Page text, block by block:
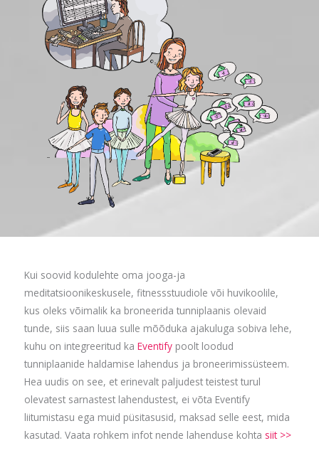
Kui soovid kodulehte oma jooga-ja
meditatsioonikeskusele, fitnessstuudiole või huvikoolile,
kus oleks võimalik ka broneerida tunniplaanis olevaid
tunde, siis saan luua sulle mõõduka ajakuluga sobiva lehe,
kuhu on integreeritud ka Eventifypoolt loodud
tunniplaanide haldamise lahendus ja broneerimissüsteem.
Hea uudis on see, et erinevalt paljudest teistest turul
olevatest sarnastest lahendustest, ei võta Eventify
liitumistasu ega muid püsitasusid, maksad selle eest, mida
kasutad. Vaata rohkem infot nende lahenduse kohta siit >>